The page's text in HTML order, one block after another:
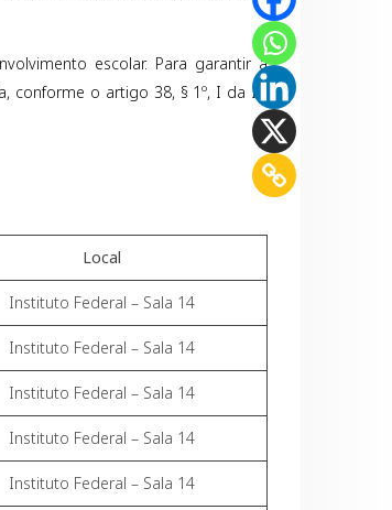
escolar. Para garantir a
conforme o artigo 38, § 1º, I da IN
Local
Instituto Federal – Sala 14
Instituto Federal – Sala 14
Instituto Federal – Sala 14
Instituto Federal – Sala 14
Instituto Federal – Sala 14